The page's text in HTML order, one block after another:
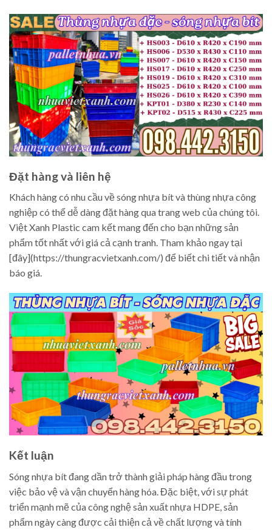
Đặt hàng và liên hệ
Khách hàng có nhu cầu về sóng nhựa bít và thùng nhựa công
nghiệp có thể dễ dàng đặt hàng qua trang web của chúng tôi.
Việt Xanh Plastic cam kết mang đến cho bạn những sản
phẩm tốt nhất với giá cả cạnh tranh. Tham khảo ngay tại
[đây](https://thungracvietxanh.com/) để biết chi tiết và nhận
báo giá.
Kết luận
Sóng nhựa bít đang dần trở thành giải pháp hàng đầu trong
việc bảo vệ và vận chuyển hàng hóa. Đặc biệt, với sự phát
triển mạnh mẽ của công nghệ sản xuất nhựa HDPE, sản
phẩm ngày càng được cải thiện cả về chất lượng và tính